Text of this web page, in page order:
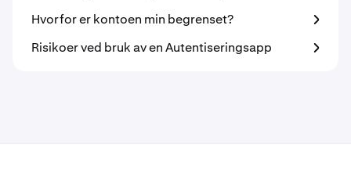
Hvorfor er kontoen min begrenset?
Risikoer ved bruk av en Autentiseringsapp